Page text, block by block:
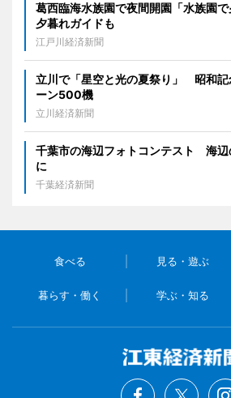
葛西臨海水族園で夜間開園「水族園
夕暮れガイドも
江戸川経済新聞
立川で「星空と光の夏祭り」 昭和記
ーン500機
立川経済新聞
千葉市の海辺フォトコンテスト 海辺
に
千葉経済新聞
食べる 見る・遊ぶ
暮らす・働く 学ぶ・知る